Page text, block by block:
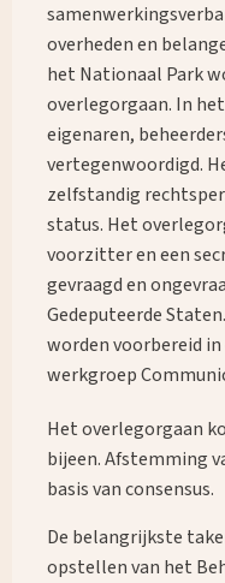
overheden en
het Nationaal Park
overlegorgaan. In
eigenaren,
vertegenwoordigd.
zelfstandig
status. Het
voorzitter en een
gevraagd en
Gedeputeerde
worden voorbereid
werkgroep
Het overlegorgaan
bijeen. Afstemming
basis van consensus.
De belangrijkste
opstellen van het